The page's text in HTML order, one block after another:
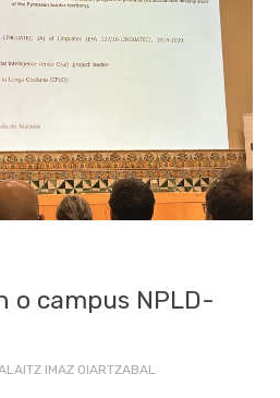
o campus NPLD-
IMAZ OIARTZABAL